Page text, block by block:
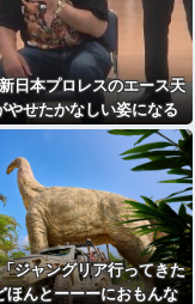
日本プロレスのエース天
やせたかなしい姿になる
ジャングリア行ってきた
ほんとーーーにおもんな